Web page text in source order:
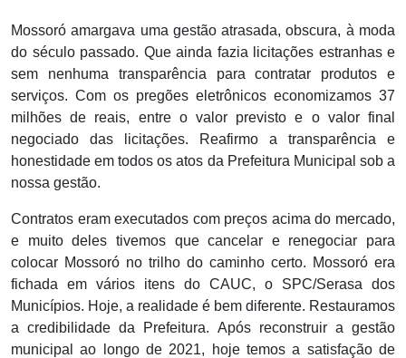
Mossoró amargava uma gestão atrasada, obscura, à moda
do século passado. Que ainda fazia licitações estranhas e
sem nenhuma transparência para contratar produtos e
serviços. Com os pregões eletrônicos economizamos 37
milhões de reais, entre o valor previsto e o valor final
negociado das licitações. Reafirmo a transparência e
honestidade em todos os atos da Prefeitura Municipal sob a
nossa gestão.
Contratos eram executados com preços acima do mercado,
e muito deles tivemos que cancelar e renegociar para
colocar Mossoró no trilho do caminho certo. Mossoró era
fichada em vários itens do CAUC, o SPC/Serasa dos
Municípios. Hoje, a realidade é bem diferente. Restauramos
a credibilidade da Prefeitura. Após reconstruir a gestão
municipal ao longo de 2021, hoje temos a satisfação de